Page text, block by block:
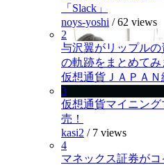
「Slack」
noys-yoshi /62 views
2
与沢翼がリップル
の軌跡をまとめてみ
仮想通貨ＪＡＰＡＮ
3
仮想通貨マイニン
売！
kasi2 / 7 views
4
マネックス証券がコ